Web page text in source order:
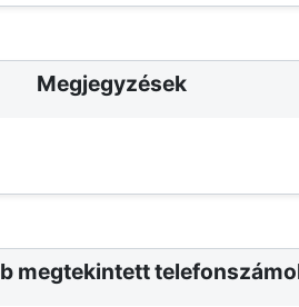
Megjegyzések
megtekintett